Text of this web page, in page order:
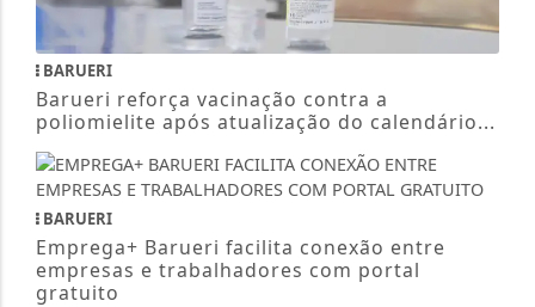
BARUERI
Barueri reforça vacinação contra a
poliomielite após atualização do calendário...
BARUERI
Emprega+ Barueri facilita conexão entre
empresas e trabalhadores com portal
gratuito